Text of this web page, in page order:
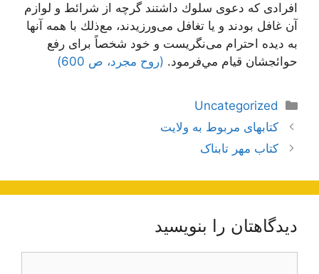
افرادى كه دعوى سلوك داشتند گرچه از شرائط و لوازم
آن غافل بودند و يا تغافل می‌‏ورزيدند، مع‌‏ذلك با همه آنها
به ديده احترام می‌‏نگريست و خود شخصاً براى رفع
حوائجشان قيام مي‌فرمود. (روح مجرد، ص 600)
دسته‌ها
Uncategorized
ناوبری
نوشته‌ها
کتابهای مربوط به ولایت
کتاب مهر تابناک
دیدگاهتان را بنویسید